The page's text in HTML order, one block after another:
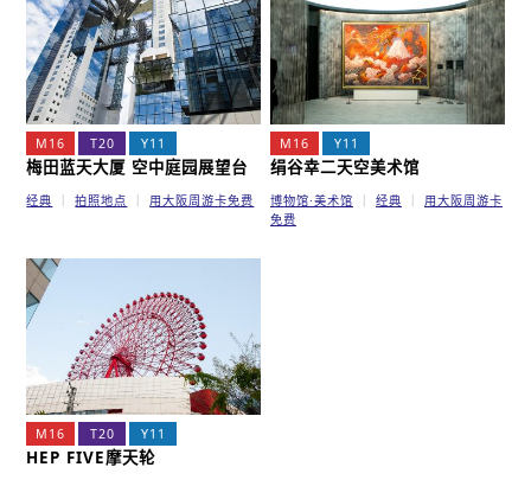
M16 T20 Y11
梅田蓝天大厦 空中庭园展望台
经典 拍照地点 用大阪周游卡免费
M16 Y11
绢谷幸二天空美术馆
博物馆·美术馆 经典
用大阪周游卡
免费
M16 T20 Y11
HEP FIVE摩天轮